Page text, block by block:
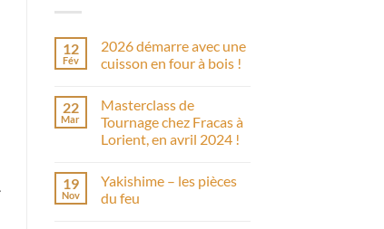
12
Fév
2026 démarre avec une
cuisson en four à bois !
sur
2026
démarre
avec
en
four
à
22
Mar
Masterclass de
Tournage chez Fracas à
Lorient, en avril 2024 !
sur
Masterclass
de
19
Nov
Yakishime – les pièces
du feu